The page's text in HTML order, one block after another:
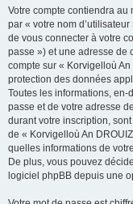
Votre compte contiendra
par « votre nom
de vous connecter à votre
passe ») et une adresse de
compte sur « Korvigelloù
protection des données
Toutes les informations, en-
passe et de votre adresse
durant votre inscription,
de « Korvigelloù An
quelles informations de
De plus, vous pouvez
logiciel phpBB depuis une